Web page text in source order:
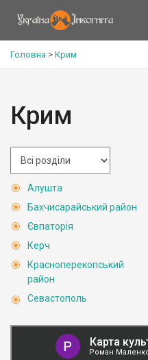
Головна > Крим
Крим
Алушта
Бахчисарайський район
Євпаторія
Керч
Красноперекопський
район
Севастополь